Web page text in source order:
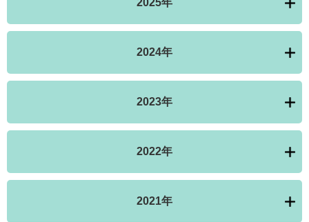
2024年
2023年
2022年
2021年